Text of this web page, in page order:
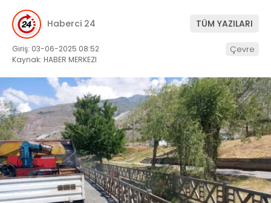
Haberci 24 TÜM YAZILARI
Giriş: 03-06-2025 08:52
Kaynak: HABER MERKEZI
Çevre